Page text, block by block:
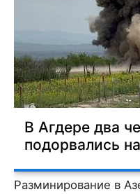
В Агдере два
подорвались
Разминирование в